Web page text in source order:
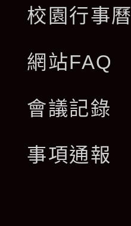
校園行事曆
網站FAQ
會議記錄
事項通報